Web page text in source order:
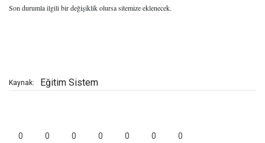
Son durumla ilgili bir değişiklik olursa sitemize eklenecek.
Kaynak: Eğitim Sistem
0 0 0 0 0 0 0